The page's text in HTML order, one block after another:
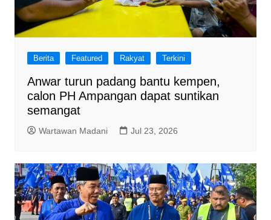
Berita Featured Rakyat Terkini
Anwar turun padang bantu kempen,
calon PH Ampangan dapat suntikan
semangat
Wartawan Madani Jul 23, 2026